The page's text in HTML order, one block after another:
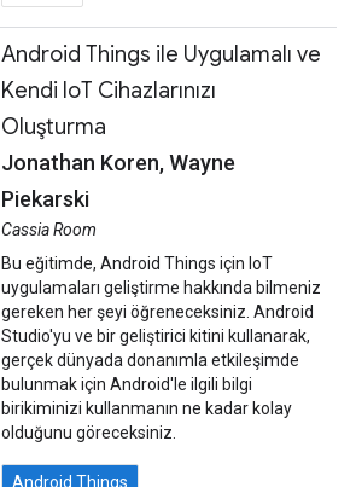
Android Things ile Uygulamalı ve
Kendi IoT Cihazlarınızı
Oluşturma
Jonathan Koren, Wayne
Piekarski
Cassia Room
Bu eğitimde, Android Things için IoT
uygulamaları geliştirme hakkında bilmeniz
gereken her şeyi öğreneceksiniz. Android
Studio'yu ve bir geliştirici kitini kullanarak,
gerçek dünyada donanımla etkileşimde
bulunmak için Android'le ilgili bilgi
birikiminizi kullanmanın ne kadar kolay
olduğunu göreceksiniz.
Android Things